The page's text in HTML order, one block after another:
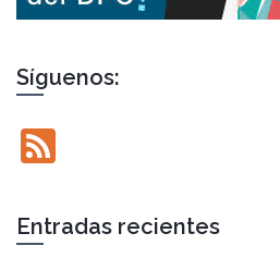
Síguenos:
Entradas recientes